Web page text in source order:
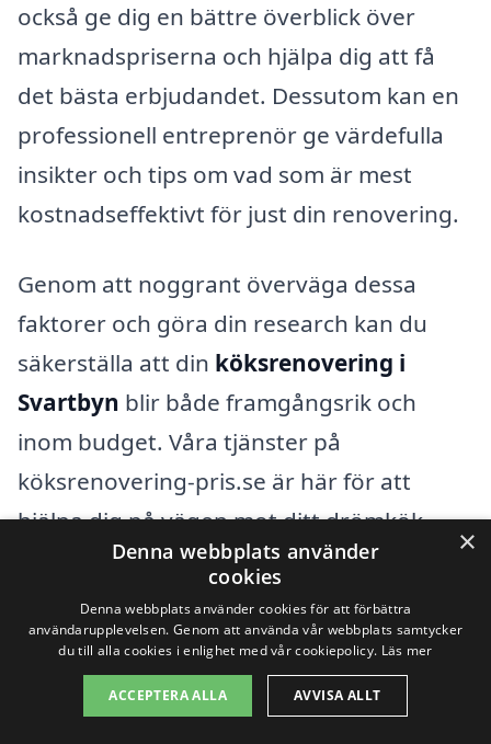
också ge dig en bättre överblick över
marknadspriserna och hjälpa dig att få
det bästa erbjudandet. Dessutom kan en
professionell entreprenör ge värdefulla
insikter och tips om vad som är mest
kostnadseffektivt för just din renovering.
Genom att noggrant överväga dessa
faktorer och göra din research kan du
säkerställa att din köksrenovering i
Svartbyn blir både framgångsrik och
inom budget. Våra tjänster på
köksrenovering-pris.se är här för att
hjälpa dig på vägen mot ditt drömkök.
Få 3 erbjudanden, gratis och utan
förpliktelser
×
Denna webbplats använder
cookies
Denna webbplats använder cookies för att förbättra
användarupplevelsen. Genom att använda vår webbplats samtycker
du till alla cookies i enlighet med vår cookiepolicy. Läs mer
ACCEPTERA ALLA AVVISA ALLT